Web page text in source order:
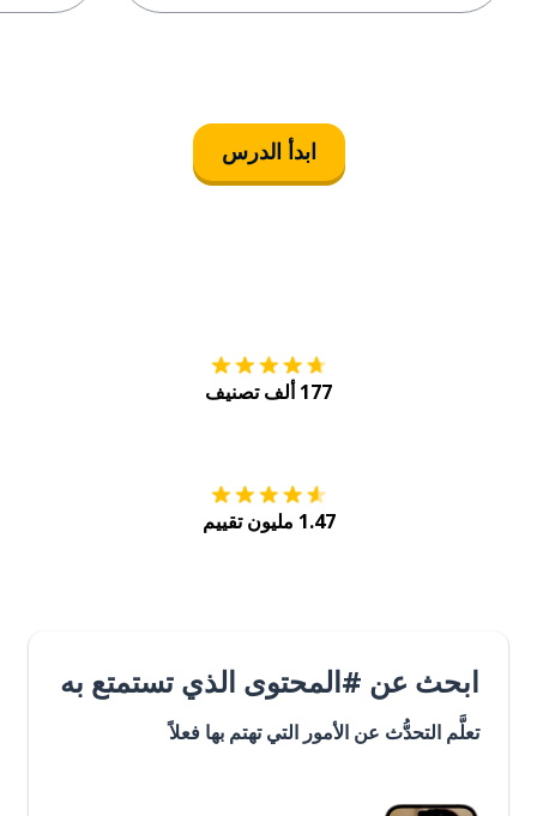
ابدأ الدرس
177 ألف تصنيف
1.47 مليون تقييم
ابحث عن #المحتوى الذي تستمتع به
تعلَّم التحدُّث عن الأمور التي تهتم بها فعلاً